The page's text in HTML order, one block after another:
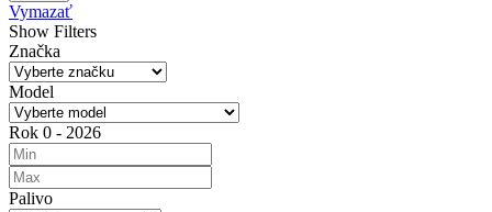
Vymazať
Show Filters
Značka
Model
Rok 0 - 2026
Palivo